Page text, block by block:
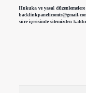
Hukuka ve yasal
süre içerisinde sitemizden